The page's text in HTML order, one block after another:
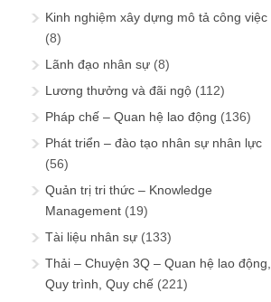
Kinh nghiệm xây dựng mô tả công việc
(8)
Lãnh đạo nhân sự (8)
Lương thưởng và đãi ngộ (112)
Pháp chế – Quan hệ lao động (136)
Phát triển – đào tạo nhân sự nhân lực
(56)
Quản trị tri thức – Knowledge
Management (19)
Tài liệu nhân sự (133)
Thải – Chuyện 3Q – Quan hệ lao động,
Quy trình, Quy chế (221)